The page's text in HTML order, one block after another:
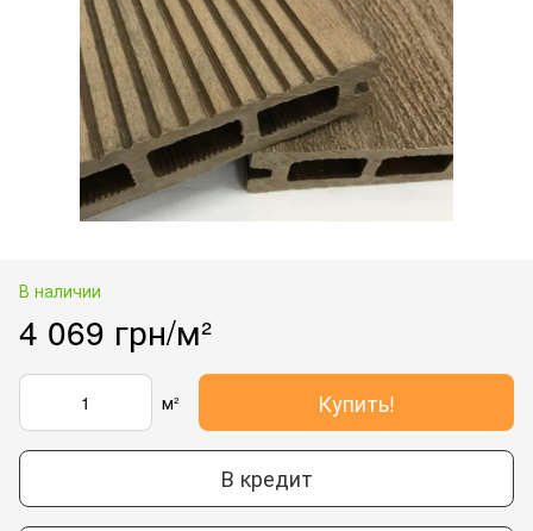
В наличии
4 069 грн/м²
м² Купить!
В кредит